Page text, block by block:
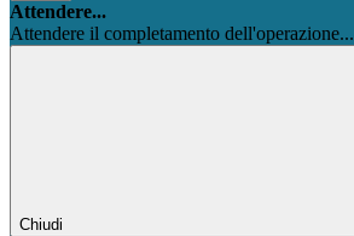
Attendere...
Attendere il completamento dell'operazione...
Chiudi